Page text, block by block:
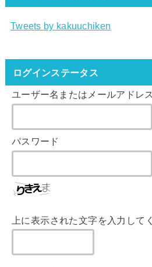
Tweets by kakuuchiken
ログインステータス
ユーザー名またはメールアドレス
パスワード
上に表示された文字を入力して